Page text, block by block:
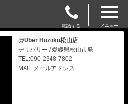
電話する メニュー
@Uber Huzoku松山店
デリバリー / 愛媛県松山市発
TEL:090-2348-7802
MAIL:メールアドレス